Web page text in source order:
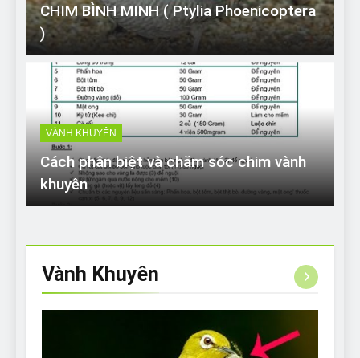
CHIM BÌNH MINH ( Ptylia Phoenicoptera
)
VÀNH KHUYÊN
Cách phân biệt và chăm sóc chim vành
khuyên
Vành Khuyên